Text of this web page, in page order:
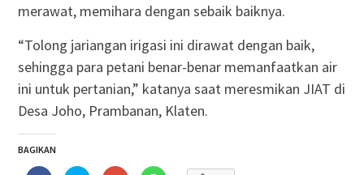
merawat, memihara dengan sebaik baiknya.
“Tolong jariangan irigasi ini dirawat dengan baik,
sehingga para petani benar-benar memanfaatkan air
ini untuk pertanian,” katanya saat meresmikan JIAT di
Desa Joho, Prambanan, Klaten.
BAGIKAN